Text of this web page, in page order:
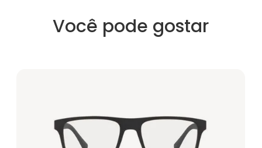
Você pode gostar